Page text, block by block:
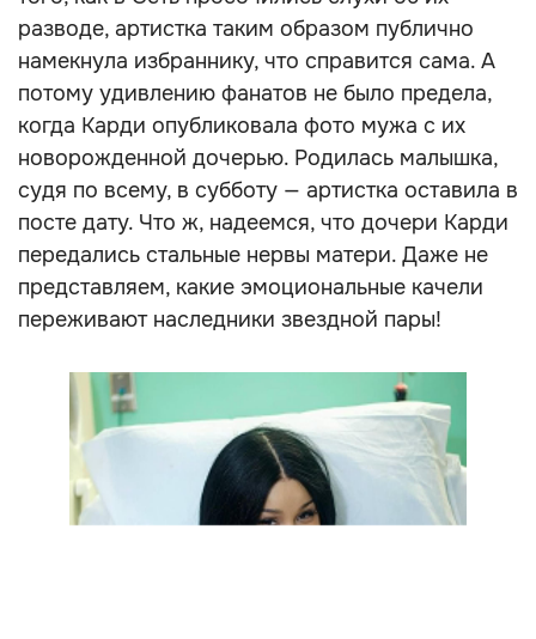
разводе, артистка таким образом публично
намекнула избраннику, что справится сама. А
потому удивлению фанатов не было предела,
когда Карди опубликовала фото мужа с их
новорожденной дочерью. Родилась малышка,
судя по всему, в субботу — артистка оставила в
посте дату. Что ж, надеемся, что дочери Карди
передались стальные нервы матери. Даже не
представляем, какие эмоциональные качели
переживают наследники звездной пары!